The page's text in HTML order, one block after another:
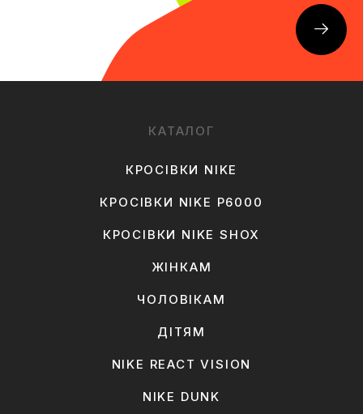
КАТАЛОГ
КРОСІВКИ NIKE
КРОСІВКИ NIKE P6000
КРОСІВКИ NIKE SHOX
ЖІНКАМ
ЧОЛОВІКАМ
ДІТЯМ
NIKE REACT VISION
NIKE DUNK